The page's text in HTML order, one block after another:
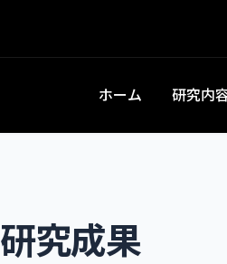
ホーム 研究内
研究成果